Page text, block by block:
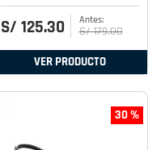
S/ 125.30 S/ 179.00
VER PRODUCTO
30 %